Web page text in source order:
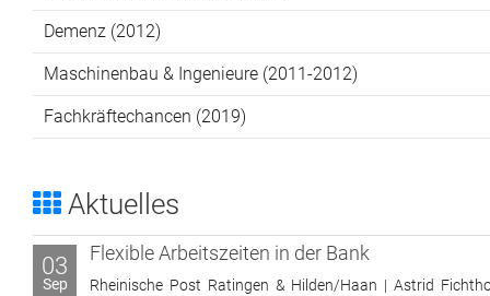
Demenz (2012)
Maschinenbau & Ingenieure (2011-2012)
Fachkräftechancen (2019)
Aktuelles
03
Sep
Flexible Arbeitszeiten in der Bank
Rheinische Post Ratingen & Hilden/Haan | Astrid